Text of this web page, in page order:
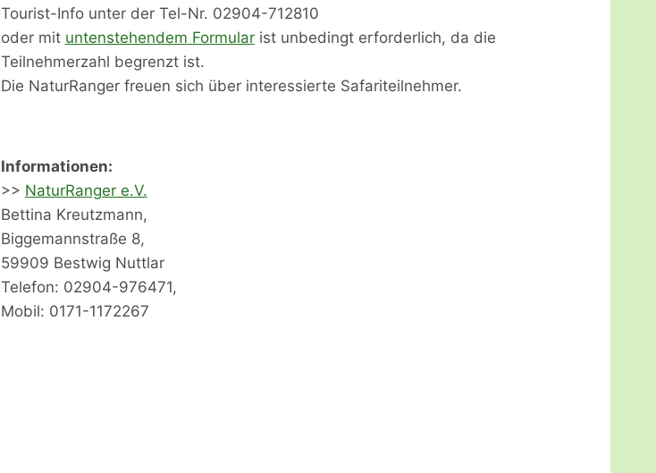
Tourist-Info unter der Tel-Nr. 02904-712810
oder mit untenstehendem Formularist unbedingt erforderlich, da die
Teilnehmerzahl begrenzt ist.
Die NaturRanger freuen sich über interessierte Safariteilnehmer.
Informationen:
>> NaturRanger e.V.
Bettina Kreutzmann,
Biggemannstraße 8,
59909 Bestwig Nuttlar
Telefon: 02904-976471,
Mobil: 0171-1172267